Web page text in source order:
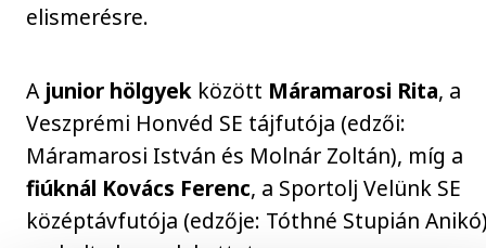
elismerésre.
A junior hölgyek között Máramarosi Rita, a
Veszprémi Honvéd SE tájfutója (edzői:
Máramarosi István és Molnár Zoltán), míg a
fiúknál Kovács Ferenc, a Sportolj Velünk SE
középtávfutója (edzője: Tóthné Stupián